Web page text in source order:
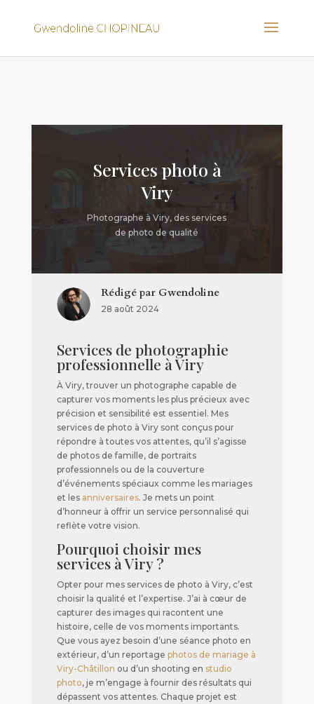
Services photo à
Viry
Photographe à Viry, des services
de photo de qualité
Rédigé par Gwendoline
28 août 2024
Services de photographie
professionnelle à Viry
À Viry, trouver un photographe capable de
capturer vos moments les plus précieux avec
précision et sensibilité est essentiel. Mes
services de photo à Viry sont conçus pour
répondre à toutes vos attentes, qu’il s’agisse
de photos de famille, de portraits
professionnels ou de la couverture
d’événements spéciaux comme les mariages
et les anniversaires. Je mets un point
d’honneur à offrir un service personnalisé qui
reflète votre vision.
Pourquoi choisir mes
services à Viry ?
Opter pour mes services de photo à Viry, c’est
choisir la qualité et l’expertise. J’ai à cœur de
capturer des images qui racontent une
histoire, celle de vos moments importants.
Que vous ayez besoin d’une séance photo en
extérieur, d’un reportage photos de mariage à
Viry-Châtillon ou d’un shooting en studio
photo, je m’engage à fournir des résultats qui
dépassent vos attentes. Chaque projet est